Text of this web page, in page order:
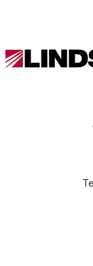
Lindsay.